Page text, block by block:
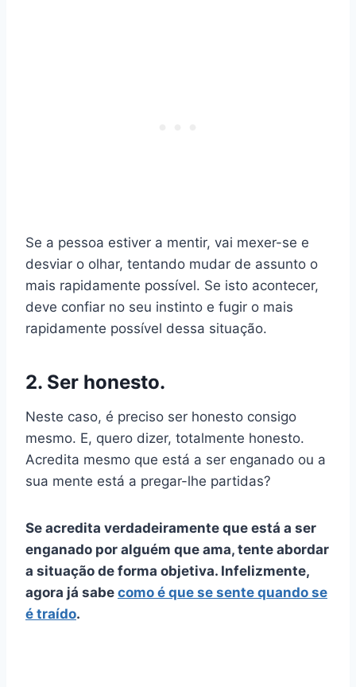
Se a pessoa estiver a mentir, vai mexer-se e
desviar o olhar, tentando mudar de assunto o
mais rapidamente possível. Se isto acontecer,
deve confiar no seu instinto e fugir o mais
rapidamente possível dessa situação.
2. Ser honesto.
Neste caso, é preciso ser honesto consigo
mesmo. E, quero dizer, totalmente honesto.
Acredita mesmo que está a ser enganado ou a
sua mente está a pregar-lhe partidas?
Se acredita verdadeiramente que está a ser
enganado por alguém que ama, tente abordar
a situação de forma objetiva. Infelizmente,
agora já sabe como é que se sente quando se
é traído.